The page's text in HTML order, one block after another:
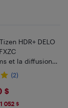
HDR+ DELO
et la diffusion
(2)
$
052 $